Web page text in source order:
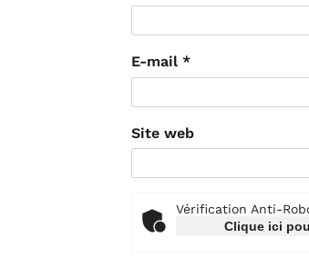
E-mail *
Site web
Vérification Anti-
Clique ici